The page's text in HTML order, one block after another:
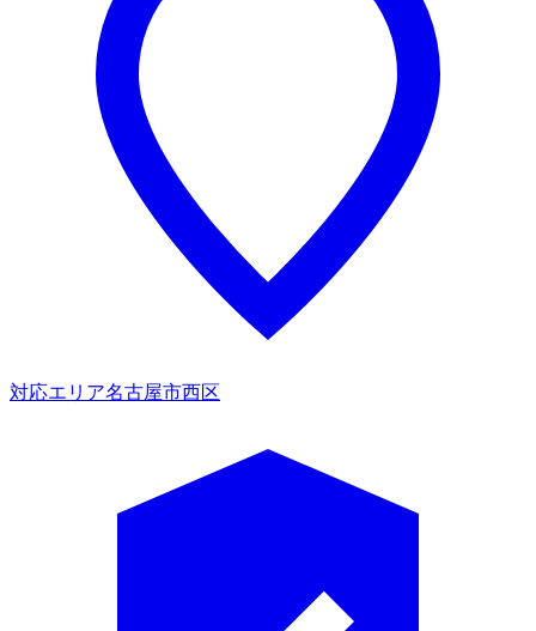
対応エリア名古屋市西区